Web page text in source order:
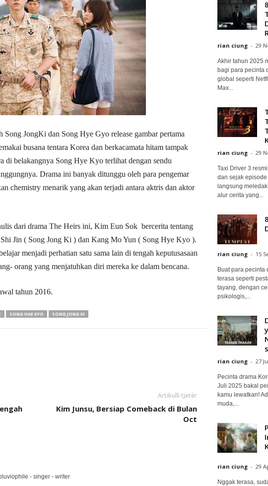
JongKi dan Song Hye Gyo release gambar pertama
busana tentara Korea dan berkacamata hitam tampak
di belakangnya Song Hye Kyo terlihat dengan sendu
Drama ini banyak ditunggu oleh para pengemar
chemistry menarik yang akan terjadi antara aktris dan aktor
dari drama The Heirs ini, Kim Eun Sok bercerita tentang
Jin ( Song Jong Ki ) dan Kang Mo Yun ( Song Hye Kyo ).
menjadi perhatian satu sama lain di tengah keputusasaan
orang yang menjatuhkan diri mereka ke dalam bencana.
tahun 2016.
SONG HAE KYO SONG JONG KI
Artikulli tjetër
Kim Junsu, Bersiap Comeback di Bulan
Oct
- singer - writer
rian ciung - 29
Akhir tahun 2025
bagi para pecinta
global seperti
Max...
rian ciung - 29
Taxi Driver 3
dan sejak
langsung
alur cerita yang...
rian ciung - 15
Buat para pecinta
terasa seperti
tayang, dengan
psikologis,...
rian ciung - 27
Pecinta drama
Juli 2025 bakal
kamu lewatkan!
muda,...
rian ciung - 29
Nggak terasa,